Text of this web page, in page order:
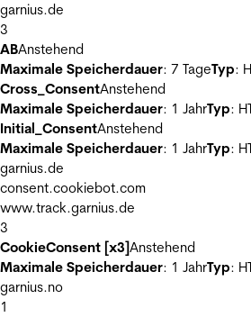
garnius.de
3
ABAnstehend
Maximale Speicherdauer: 7 TageTyp:
Cross_ConsentAnstehend
Maximale Speicherdauer: 1 JahrTyp:
Initial_ConsentAnstehend
Maximale Speicherdauer: 1 JahrTyp:
garnius.de
consent.cookiebot.com
www.track.garnius.de
3
CookieConsent [x3]Anstehend
Maximale Speicherdauer: 1 JahrTyp:
garnius.no
1